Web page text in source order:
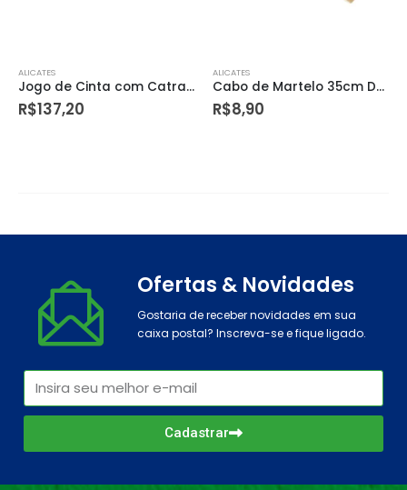
ALICATES
Cabo de Martelo 35cm Dtools
R$8,90
ALICATES
Pistola Elétrica para Pintura Pev 400 400w 220v – Vonder
R$299,70
Ofertas & Novidades
Gostaria de receber novidades em sua
caixa postal? Inscreva-se e fique ligado.
Cadastrar